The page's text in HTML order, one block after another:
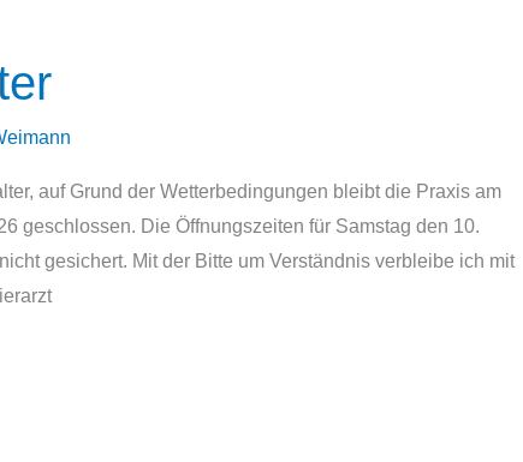
auf Grund der Wetterbedingungen bleibt die Praxis am
geschlossen. Die Öffnungszeiten für Samstag den 10.
gesichert. Mit der Bitte um Verständnis verbleibe ich mit